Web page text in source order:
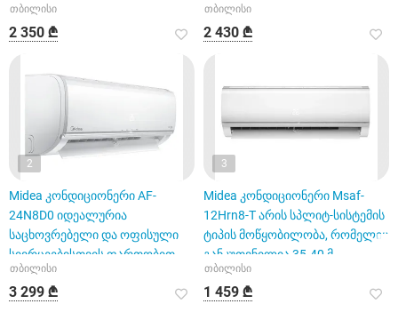
თბილისი
2 350 ₾
თბილისი
2 430 ₾
2
Midea კონდიციონერი AF-
24N8D0 იდეალურია
საცხოვრებელი და ოფისული
სივრცეებისთვის ფართობით
75-80 მ².
თბილისი
3 299 ₾
3
Midea კონდიციონერი Msaf-
12Hrn8-T არის სპლიტ-სისტემის
ტიპის მოწყობილობა, რომელიც
განკუთვნილია 35-40 მ
თბილისი
1 459 ₾